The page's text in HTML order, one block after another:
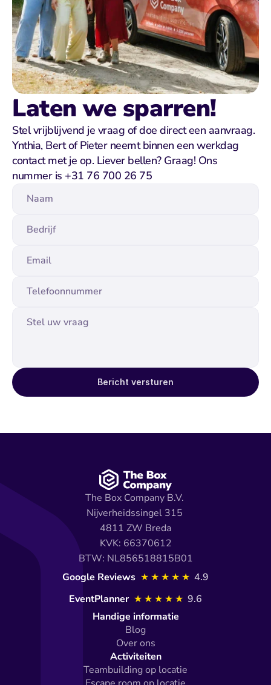
Laten we sparren!
Stel vrijblijvend je vraag of doe direct een aanvraag.
Ynthia, Bert of Pieter neemt binnen een werkdag
contact met je op. Liever bellen? Graag! Ons
nummer is +31 76 700 26 75
Bericht versturen
The Box Company B.V.
Nijverheidssingel 315
4811 ZW Breda
KVK: 66370612
BTW: NL856518815B01
Google Reviews ★★★★★ 4.9
EventPlanner ★★★★★ 9.6
Handige informatie
Blog
Over ons
Activiteiten
Teambuilding op locatie